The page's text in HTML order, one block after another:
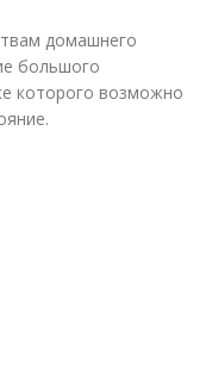
домашнего
большого
которого возможно